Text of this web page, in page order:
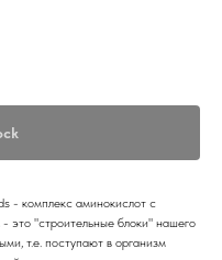
- комплекс аминокислот с
это "строительные блоки" нашего
т.е. поступают в организм